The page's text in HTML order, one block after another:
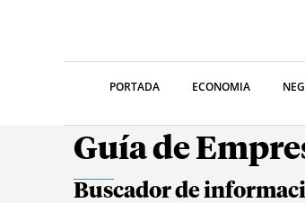
PORTADA ECONOMIA
Guía de
Buscador de